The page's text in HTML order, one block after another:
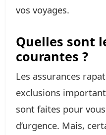
vos voyages.
Quelles sont
courantes ?
Les assurances
exclusions
sont faites pour
d’urgence. Mais,